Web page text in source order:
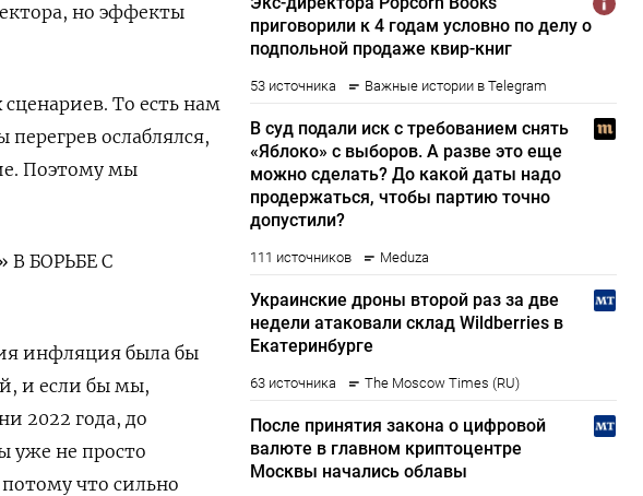
но эффекты
То есть нам
ослаблялся,
Поэтому мы
БОРЬБЕ С
инфляция была бы
и если бы мы,
2022 года, до
уже не просто
что сильно